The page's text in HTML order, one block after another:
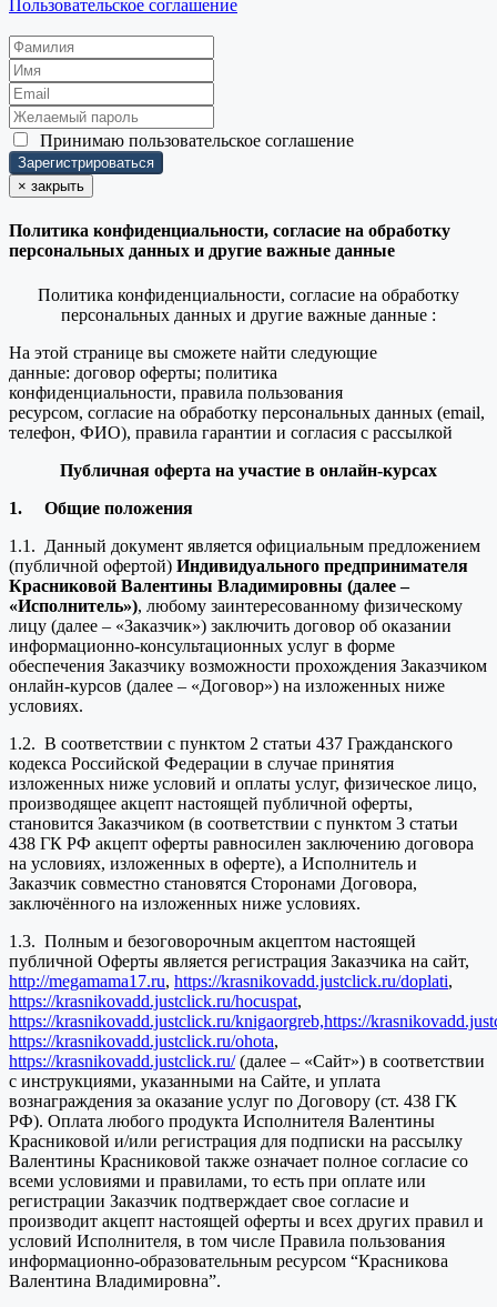
Пользовательское соглашение
Принимаю пользовательское соглашение
× закрыть
Политика конфиденциальности, согласие на обработку
персональных данных и другие важные данные
Политика конфиденциальности, согласие на обработку
персональных данных и другие важные данные :
На этой странице вы сможете найти следующие
данные: договор оферты; политика
конфиденциальности, правила пользования
ресурсом, согласие на обработку персональных данных (email,
телефон, ФИО), правила гарантии и согласия с рассылкой
Публичная оферта на участие в онлайн-курсах
1. Общие положения
1.1. Данный документ является официальным предложением
(публичной офертой) Индивидуального предпринимателя
Красниковой Валентины Владимировны (далее –
«Исполнитель»), любому заинтересованному физическому
лицу (далее – «Заказчик») заключить договор об оказании
информационно-консультационных услуг в форме
обеспечения Заказчику возможности прохождения Заказчиком
онлайн-курсов (далее – «Договор») на изложенных ниже
условиях.
1.2. В соответствии с пунктом 2 статьи 437 Гражданского
кодекса Российской Федерации в случае принятия
изложенных ниже условий и оплаты услуг, физическое лицо,
производящее акцепт настоящей публичной оферты,
становится Заказчиком (в соответствии с пунктом 3 статьи
438 ГК РФ акцепт оферты равносилен заключению договора
на условиях, изложенных в оферте), а Исполнитель и
Заказчик совместно становятся Сторонами Договора,
заключённого на изложенных ниже условиях.
1.3. Полным и безоговорочным акцептом настоящей
публичной Оферты является регистрация Заказчика на сайт,
http://megamama17.ru, https://krasnikovadd.justclick.ru/doplati,
https://krasnikovadd.justclick.ru/hocuspat,
https://krasnikovadd.justclick.ru/knigaorgreb,https://
https://krasnikovadd.justclick.ru/ohota,
https://krasnikovadd.justclick.ru/(далее – «Сайт») в соответствии
с инструкциями, указанными на Сайте, и уплата
вознаграждения за оказание услуг по Договору (ст. 438 ГК
РФ). Оплата любого продукта Исполнителя Валентины
Красниковой и/или регистрация для подписки на рассылку
Валентины Красниковой также означает полное согласие со
всеми условиями и правилами, то есть при оплате или
регистрации Заказчик подтверждает свое согласие и
производит акцепт настоящей оферты и всех других правил и
условий Исполнителя, в том числе Правила пользования
информационно-образовательным ресурсом “Красникова
Валентина Владимировна”.